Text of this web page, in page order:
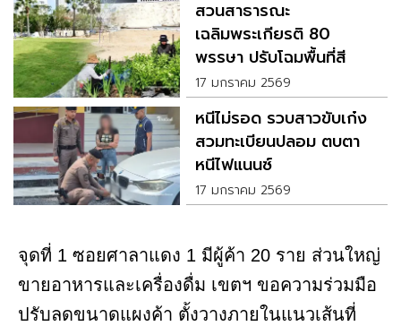
สวนสาธารณะ
เฉลิมพระเกียรติ 80
พรรษา ปรับโฉมพื้นที่สี
เขียว ฟื้นปอดให้คนเมือง
17 มกราคม 2569
หนีไม่รอด รวบสาวขับเก๋ง
สวมทะเบียนปลอม ตบตา
หนีไฟแนนซ์
17 มกราคม 2569
จุดที่ 1 ซอยศาลาแดง 1 มีผู้ค้า 20 ราย ส่วนใหญ่
ขายอาหารและเครื่องดื่ม เขตฯ ขอความร่วมมือ
ปรับลดขนาดแผงค้า ตั้งวางภายในแนวเส้นที่